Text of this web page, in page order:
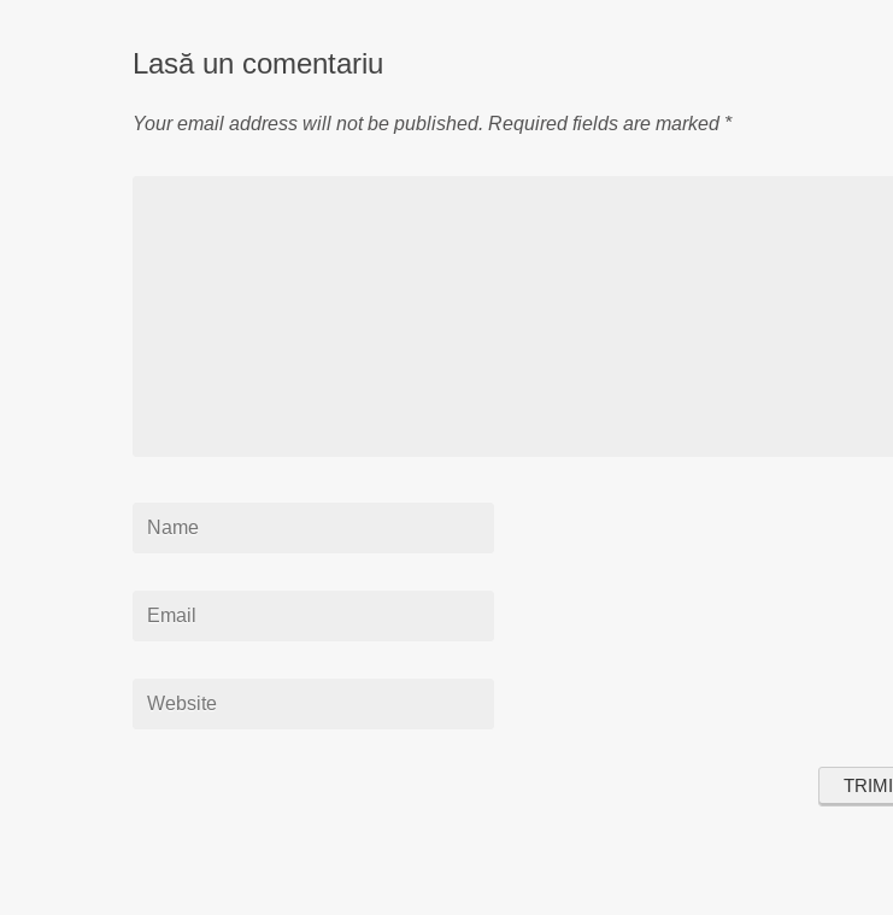
Lasă un comentariu
Your email address will not be published. Required fields are marked *